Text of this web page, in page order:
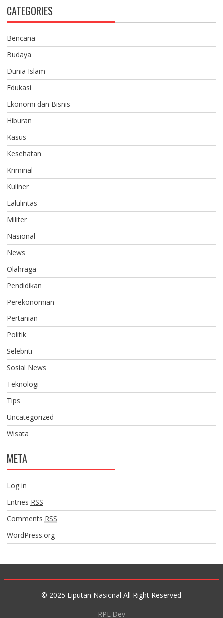
CATEGORIES
Bencana
Budaya
Dunia Islam
Edukasi
Ekonomi dan Bisnis
Hiburan
Kasus
Kesehatan
Kriminal
Kuliner
Lalulintas
Militer
Nasional
News
Olahraga
Pendidikan
Perekonomian
Pertanian
Politik
Selebriti
Sosial News
Teknologi
Tips
Uncategorized
Wisata
META
Log in
Entries RSS
Comments RSS
WordPress.org
© 2025 Liputan Nasional All Right Reserved
RPL Dev